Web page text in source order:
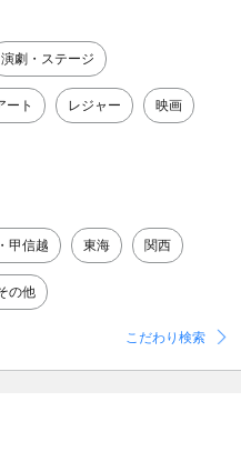
演劇・ステージ
ート レジャー 映画
甲信越 東海 関西
の他
こだわり検索